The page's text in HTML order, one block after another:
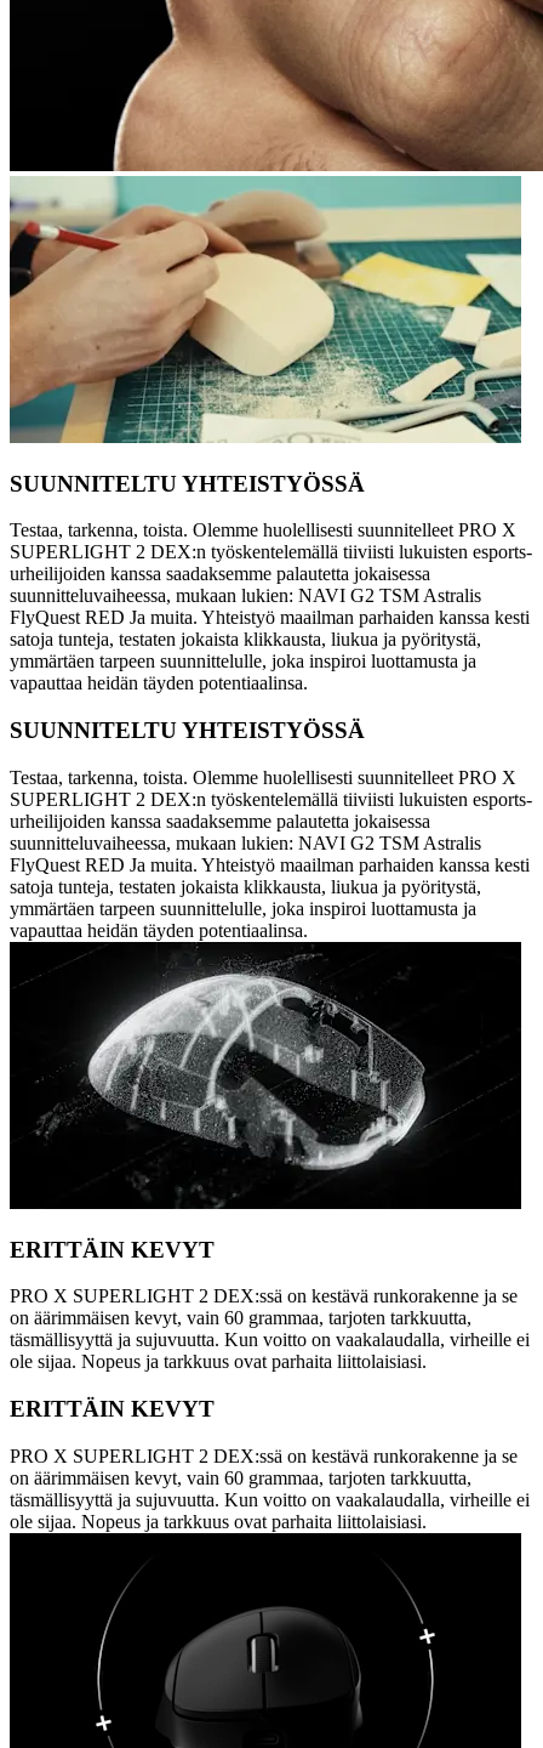
SUUNNITELTU YHTEISTYÖSSÄ
Testaa, tarkenna, toista. Olemme huolellisesti suunnitelleet PRO X
SUPERLIGHT 2 DEX:n työskentelemällä tiiviisti lukuisten esports-
urheilijoiden kanssa saadaksemme palautetta jokaisessa
suunnitteluvaiheessa, mukaan lukien: NAVI G2 TSM Astralis
FlyQuest RED Ja muita. Yhteistyö maailman parhaiden kanssa kesti
satoja tunteja, testaten jokaista klikkausta, liukua ja pyöritystä,
ymmärtäen tarpeen suunnittelulle, joka inspiroi luottamusta ja
vapauttaa heidän täyden potentiaalinsa.
SUUNNITELTU YHTEISTYÖSSÄ
Testaa, tarkenna, toista. Olemme huolellisesti suunnitelleet PRO X
SUPERLIGHT 2 DEX:n työskentelemällä tiiviisti lukuisten esports-
urheilijoiden kanssa saadaksemme palautetta jokaisessa
suunnitteluvaiheessa, mukaan lukien: NAVI G2 TSM Astralis
FlyQuest RED Ja muita. Yhteistyö maailman parhaiden kanssa kesti
satoja tunteja, testaten jokaista klikkausta, liukua ja pyöritystä,
ymmärtäen tarpeen suunnittelulle, joka inspiroi luottamusta ja
vapauttaa heidän täyden potentiaalinsa.
ERITTÄIN KEVYT
PRO X SUPERLIGHT 2 DEX:ssä on kestävä runkorakenne ja se
on äärimmäisen kevyt, vain 60 grammaa, tarjoten tarkkuutta,
täsmällisyyttä ja sujuvuutta. Kun voitto on vaakalaudalla, virheille ei
ole sijaa. Nopeus ja tarkkuus ovat parhaita liittolaisiasi.
ERITTÄIN KEVYT
PRO X SUPERLIGHT 2 DEX:ssä on kestävä runkorakenne ja se
on äärimmäisen kevyt, vain 60 grammaa, tarjoten tarkkuutta,
täsmällisyyttä ja sujuvuutta. Kun voitto on vaakalaudalla, virheille ei
ole sijaa. Nopeus ja tarkkuus ovat parhaita liittolaisiasi.